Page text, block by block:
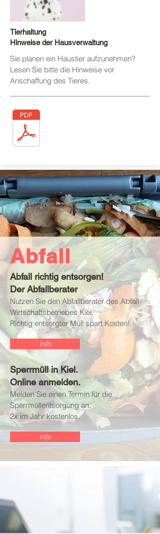
Tierhaltung
Hinweise der Hausverwaltung
Sie planen ein Haustier aufzunehmen?
Lesen Sie bitte die Hinweise vor
Anschaffung des Tieres.
Abfall
Abfall richtig entsorgen!
Der Abfallberater
Nutzen Sie den Abfallberater des Abfall-
WirtschaftsbetriebesKiel.
Richtig entsorgter Müll spart Kosten!
Info
Sperrmüll in Kiel.
Online anmelden.
Melden Sie einen Termin für die
Sperrmüllentsorgung an.
2x im Jahr kostenlos.
Info